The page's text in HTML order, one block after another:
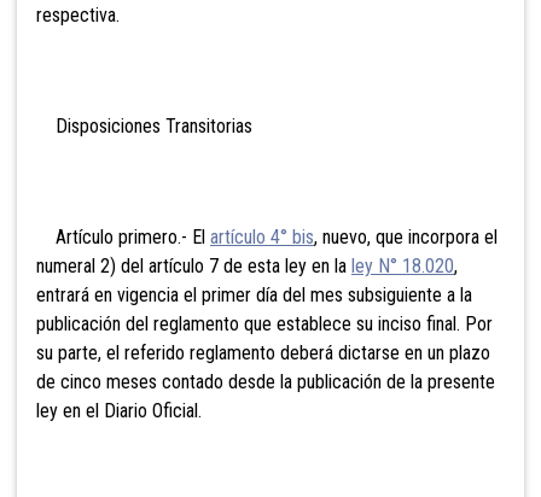
respectiva.
Disposiciones Transitorias
Artículo primero.- El artículo 4° bis, nuevo, que incorpora el
numeral 2) del artículo 7 de esta ley en la ley N° 18.020,
entrará en vigencia el primer día del mes subsiguiente a la
publicación del reglamento que establece su inciso final. Por
su parte, el referido reglamento deberá dictarse en un plazo
de cinco meses contado desde la publicación de la presente
ley en el Diario Oficial.